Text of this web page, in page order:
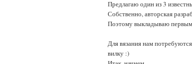
Предлагаю один из 3
Собственно, авторская
Поэтому выкладываю
Для вязания нам
вилку :)